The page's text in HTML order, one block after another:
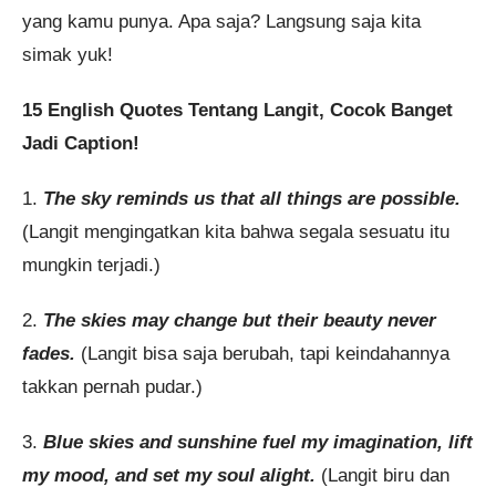
yang kamu punya. Apa saja? Langsung saja kita
simak yuk!
15 English Quotes Tentang Langit, Cocok Banget
Jadi Caption!
1. The sky reminds us that all things are possible.
(Langit mengingatkan kita bahwa segala sesuatu itu
mungkin terjadi.)
2. The skies may change but their beauty never
fades. (Langit bisa saja berubah, tapi keindahannya
takkan pernah pudar.)
3. Blue skies and sunshine fuel my imagination, lift
my mood, and set my soul alight. (Langit biru dan